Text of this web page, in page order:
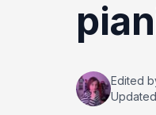
Edited
Updated